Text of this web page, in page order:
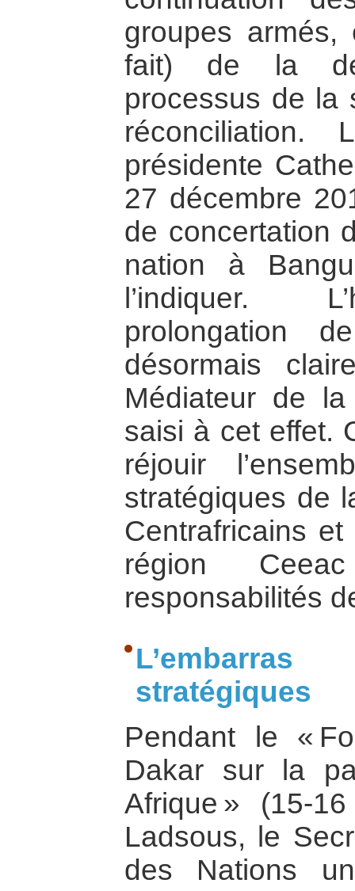
groupes
fait) de la
processus de la
présidente
27 décembre
de concertation
nation à
l’indiquer.
prolongation
désormais
Médiateur de
saisi à cet effet.
réjouir
stratégiques de
Centrafricains
région
responsabilités
stratégiques
Pendant le «
Dakar sur la
Afrique » (15-
Ladsous, le
des Nations